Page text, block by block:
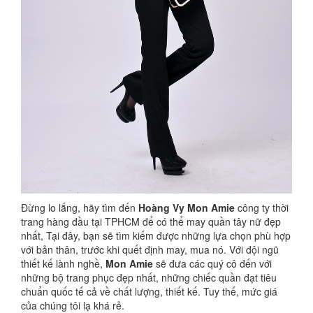
Đừng lo lắng, hãy tìm đến Hoàng Vy Mon Amie công ty thời
trang hàng đầu tại TPHCM để có thể may quần tây nữ đẹp
nhất, Tại đây, bạn sẽ tìm kiếm được những lựa chọn phù hợp
với bản thân, trước khi quết định may, mua nó. Với đội ngũ
thiết kế lành nghề, Mon Amie sẽ đưa các quý cô đến với
những bộ trang phục đẹp nhất, những chiếc quần đạt tiêu
chuẩn quốc tế cả về chất lượng, thiết kế. Tuy thế, mức giá
của chúng tôi lạ khá rẻ.